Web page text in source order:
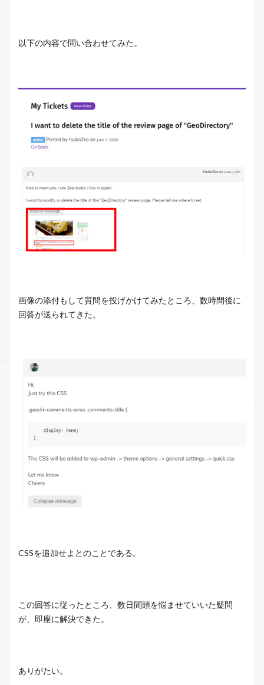
以下の内容で問い合わせてみた。
画像の添付もして質問を投げかけてみたところ、数時間後に
回答が送られてきた。
CSSを追加せよとのことである。
この回答に従ったところ、数日間頭を悩ませていいた疑問
が、即座に解決できた。
ありがたい。